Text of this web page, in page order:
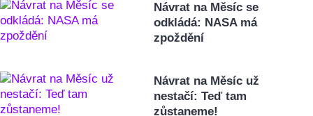
Návrat na Měsíc se
odkládá: NASA má
zpoždění
Návrat na Měsíc už
nestačí: Teď tam
zůstaneme!